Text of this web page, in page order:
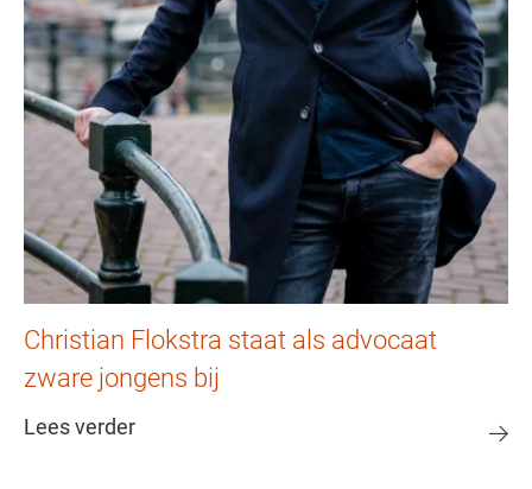
Christian Flokstra staat als advocaat
zware jongens bij
Lees verder